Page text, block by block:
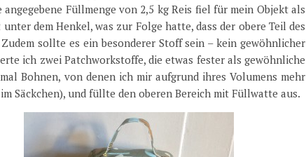
Füllmenge von 2,5 kg Reis fiel für mein Objekt als
dem Henkel, was zur Folge hatte, dass der obere Teil des
sollte es ein besonderer Stoff sein – kein gewöhnlicher
ich zwei Patchworkstoffe, die etwas fester als gewöhnliche
Bohnen, von denen ich mir aufgrund ihres Volumens mehr
Säckchen), und füllte den oberen Bereich mit Füllwatte aus.